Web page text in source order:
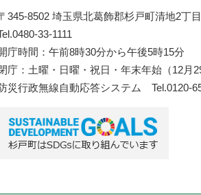
345-8502 埼玉県北葛飾郡杉戸町清地2丁
33-1111
庁時間：午前8時30分から午後5時15分
庁：土曜・日曜・祝日・年末年始（12月
災行政無線自動応答システム Tel.0120-